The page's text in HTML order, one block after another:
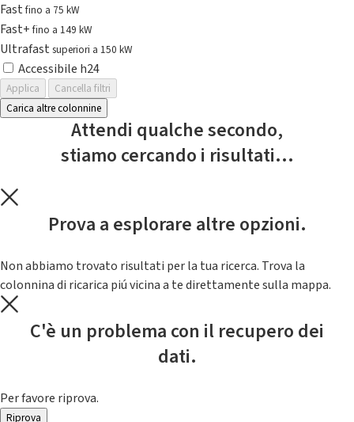
Fastfino a 75 kW
Fast+fino a 149 kW
Ultrafast superiori a 150 kW
Accessibile h24
Applica
Cancella filtri
Carica altre colonnine
Attendi qualche secondo,
stiamo cercando i risultati...
Prova a esplorare altre opzioni.
Non abbiamo trovato risultati per la tua ricerca. Trova la
colonnina di ricarica piú vicina a te direttamente sulla mappa.
C'è un problema con il recupero dei
dati.
Per favore riprova.
Riprova